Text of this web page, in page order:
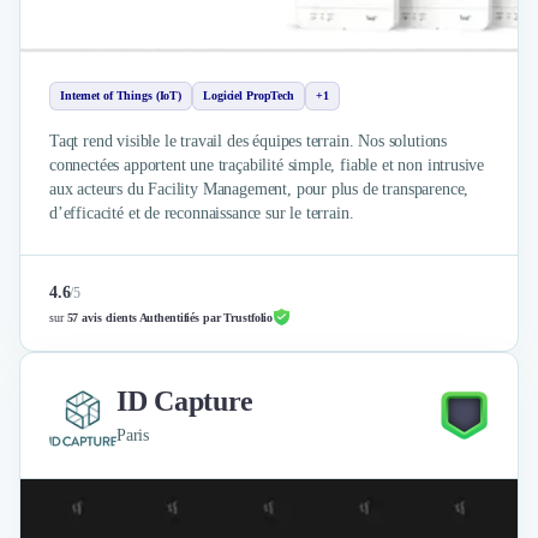
Restructuring
Droit du Travail
Propriété Intellectuelle (IP/IT)
Banque
Financement de matériel ou équipement
Due Diligence
Audit
UX & UI Design
Product Management
Internet of Things (IoT) Logiciel PropTech +1
Taqt rend visible le travail des équipes terrain. Nos solutions
connectées apportent une traçabilité simple, fiable et non intrusive
aux acteurs du Facility Management, pour plus de transparence,
d’efficacité et de reconnaissance sur le terrain.
4.6/5
sur57 avis clients Authentifiés par Trustfolio
ID Capture
Paris